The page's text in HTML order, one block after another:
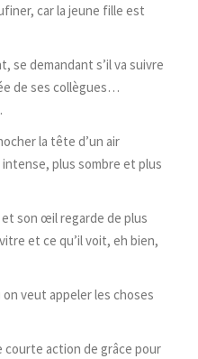
car la jeune fille est
se demandant s’il va suivre
de ses collègues…
la tête d’un air
plus sombre et plus
son œil regarde de plus
et ce qu’il voit, eh bien,
veut appeler les choses
courte action de grâce pour